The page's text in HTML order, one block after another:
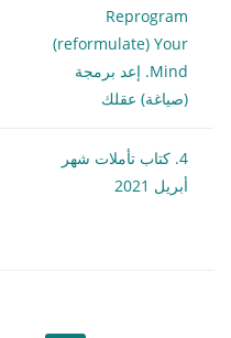
Reprogram
(reformulate) Your
Mind. إعد برمجة
(صياغة) عقلك
4. كتاب تأملات شهر
أبريل 2021